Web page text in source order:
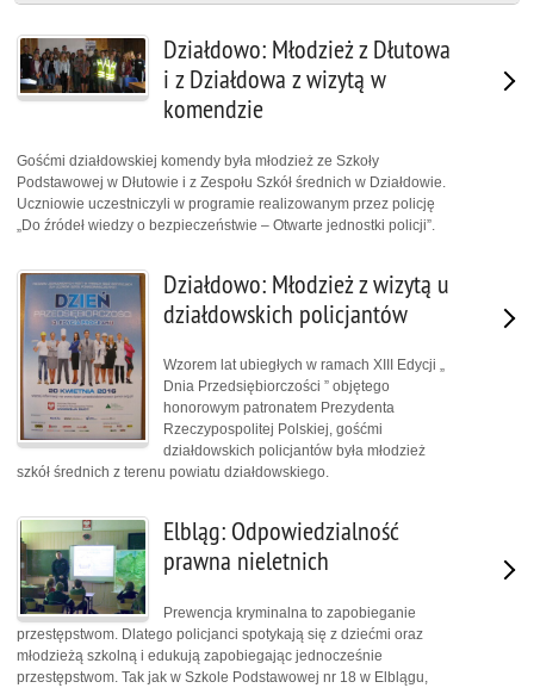
Działdowo: Młodzież z Dłutowa
i z Działdowa z wizytą w
komendzie
Gośćmi działdowskiej komendy była młodzież ze Szkoły
Podstawowej w Dłutowie i z Zespołu Szkół średnich w Działdowie.
Uczniowie uczestniczyli w programie realizowanym przez policję
„Do źródeł wiedzy o bezpieczeństwie – Otwarte jednostki policji”.
Działdowo: Młodzież z wizytą u
działdowskich policjantów
Wzorem lat ubiegłych w ramach XIII Edycji „
Dnia Przedsiębiorczości ” objętego
honorowym patronatem Prezydenta
Rzeczypospolitej Polskiej, gośćmi
działdowskich policjantów była młodzież
szkół średnich z terenu powiatu działdowskiego.
Elbląg: Odpowiedzialność
prawna nieletnich
Prewencja kryminalna to zapobieganie
przestępstwom. Dlatego policjanci spotykają się z dziećmi oraz
młodzieżą szkolną i edukują zapobiegając jednocześnie
przestępstwom. Tak jak w Szkole Podstawowej nr 18 w Elblągu,